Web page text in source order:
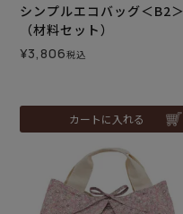
シンプルエコバッグ＜B2＞
（材料セット）
¥3,806税込
カートに入れる